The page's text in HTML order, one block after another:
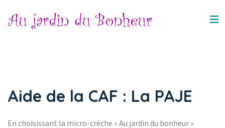
Aide de la CAF : La PAJE
En choisissant la micro-crèche « Au jardin du bonheur »